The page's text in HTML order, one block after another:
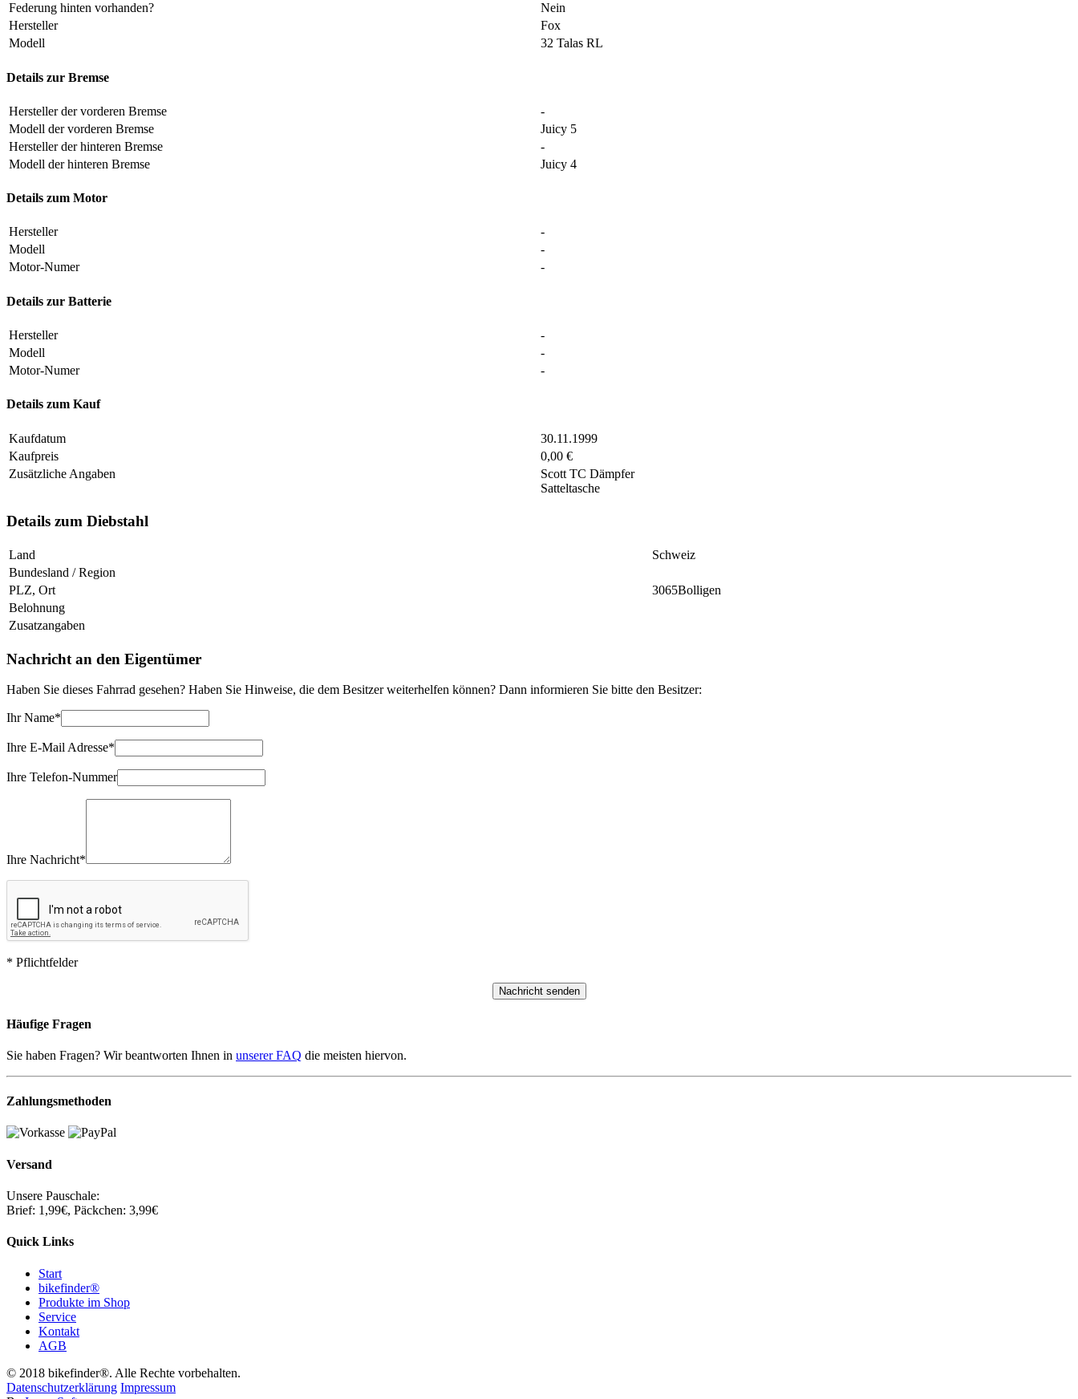
Federung hinten vorhanden?
Nein
Hersteller
Fox
Modell
32 Talas RL
Details zur Bremse
Hersteller der vorderen Bremse
-
Modell der vorderen Bremse
Juicy 5
Hersteller der hinteren Bremse
-
Modell der hinteren Bremse
Juicy 4
Details zum Motor
Hersteller
-
Modell
-
Motor-Numer
-
Details zur Batterie
Hersteller
-
Modell
-
Motor-Numer
-
Details zum Kauf
Kaufdatum
30.11.1999
Kaufpreis
0,00 €
Zusätzliche Angaben
Scott TC Dämpfer
Satteltasche
Details zum Diebstahl
Land
Schweiz
Bundesland / Region
PLZ, Ort
3065Bolligen
Belohnung
Zusatzangaben
Nachricht an den Eigentümer
Haben Sie dieses Fahrrad gesehen? Haben Sie Hinweise, die dem Besitzer weiterhelfen können? Dann informieren Sie bitte den Besitzer:
Ihr Name*
Ihre E-Mail Adresse*
Ihre Telefon-Nummer
Ihre Nachricht*
* Pflichtfelder
Häufige Fragen
Sie haben Fragen? Wir beantworten Ihnen in unserer FAQ die meisten hiervon.
Zahlungsmethoden
Versand
Unsere Pauschale:
Brief: 1,99€, Päckchen: 3,99€
Quick Links
Start
bikefinder®
Produkte im Shop
Service
Kontakt
AGB
© 2018 bikefinder®. Alle Rechte vorbehalten.
Datenschutzerklärung Impressum